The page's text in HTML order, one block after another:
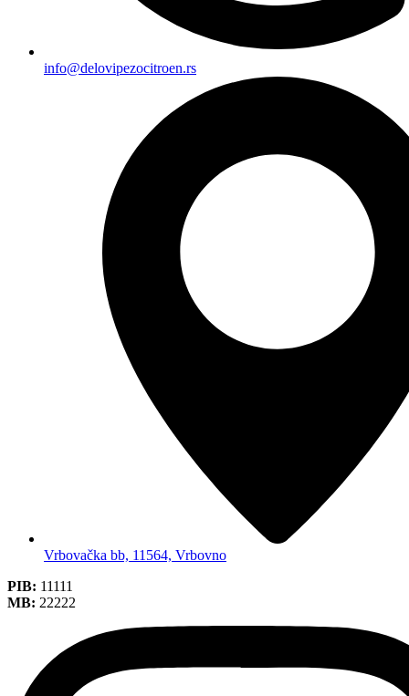
info@delovipezocitroen.rs
Vrbovačka bb, 11564, Vrbovno
PIB: 11111
MB: 22222